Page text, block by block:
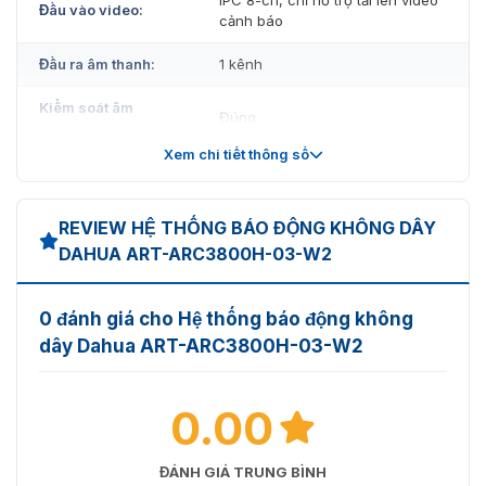
Đầu vào video:
cảnh báo
Đầu ra âm thanh: 1 kênh
Kiểm soát âm
Đúng
Chỉ báo trạng thái:
Hub - Cho biết trạng thái cảnh
báo, kích hoạt và giải giáp, kết
nối mạng và lỗi thiết bị
trạng thái hai màu (xanh là bình
thường, đỏ là bất thường)
Đầu báo PIR - 1 đèn báo xanh
Hub - Bao gồm nút đặt lại, nút
Xem chi tiết thông số
REVIEW HỆ THỐNG BÁO ĐỘNG KHÔNG DÂY
DAHUA ART-ARC3800H-03-W2
0 đánh giá cho Hệ thống báo động không
dây Dahua ART-ARC3800H-03-W2
0.00
ĐÁNH GIÁ TRUNG BÌNH